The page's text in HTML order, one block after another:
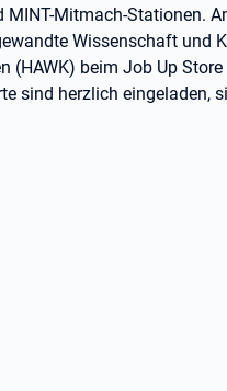
MINT-Mitmach-Stationen.
Wissenschaft und
beim Job Up Store
sind herzlich eingeladen,